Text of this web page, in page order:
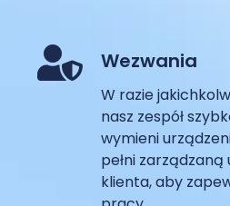
Wezwania
W razie
nasz zespół
wymieni
pełni zarządzaną
klienta, aby